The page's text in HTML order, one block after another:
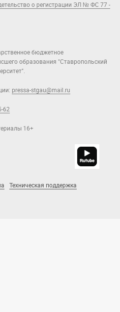
о регистрации ЭЛ № ФС 77 -
бюджетное
образования "Ставропольский
pressa-stgau@mail.ru
62
16+
Техническая поддержка